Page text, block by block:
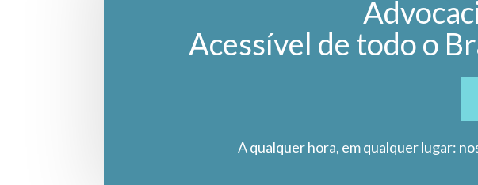
Acessível de todo o
A qualquer hora, em qualquer lugar: